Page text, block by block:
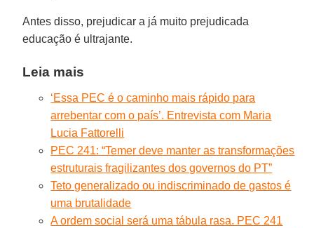
Antes disso, prejudicar a já muito prejudicada
educação é ultrajante.
Leia mais
‘Essa PEC é o caminho mais rápido para
arrebentar com o país’. Entrevista com Maria
Lucia Fattorelli
PEC 241: “Temer deve manter as transformações
estruturais fragilizantes dos governos do PT”
Teto generalizado ou indiscriminado de gastos é
uma brutalidade
A ordem social será uma tábula rasa. PEC 241